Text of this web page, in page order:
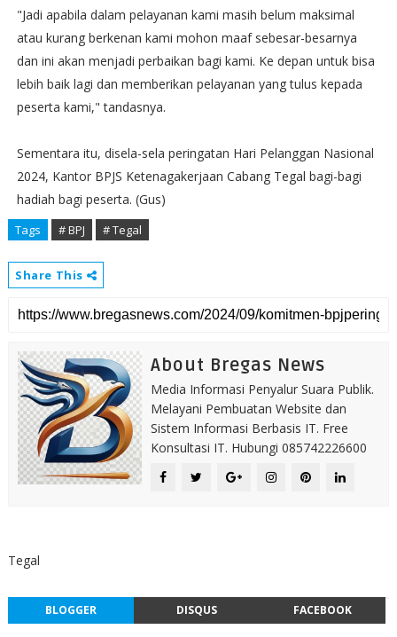
"Jadi apabila dalam pelayanan kami masih belum maksimal
atau kurang berkenan kami mohon maaf sebesar-besarnya
dan ini akan menjadi perbaikan bagi kami. Ke depan untuk bisa
lebih baik lagi dan memberikan pelayanan yang tulus kepada
peserta kami," tandasnya.
Sementara itu, disela-sela peringatan Hari Pelanggan Nasional
2024, Kantor BPJS Ketenagakerjaan Cabang Tegal bagi-bagi
hadiah bagi peserta. (Gus)
Tags # BPJ # Tegal
Share This
About Bregas News
Media Informasi Penyalur Suara Publik.
Melayani Pembuatan Website dan
Sistem Informasi Berbasis IT. Free
Konsultasi IT. Hubungi 085742226600
Tegal
BLOGGER DISQUS FACEBOOK